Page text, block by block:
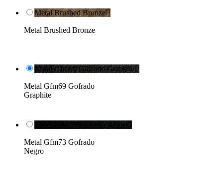
Metal Brushed Bronze
Metal Brushed Bronze
Metal Gfm69 Gofrado Graphite
Metal Gfm69 Gofrado
Graphite
Metal Gfm73 Gofrado Negro
Metal Gfm73 Gofrado
Negro